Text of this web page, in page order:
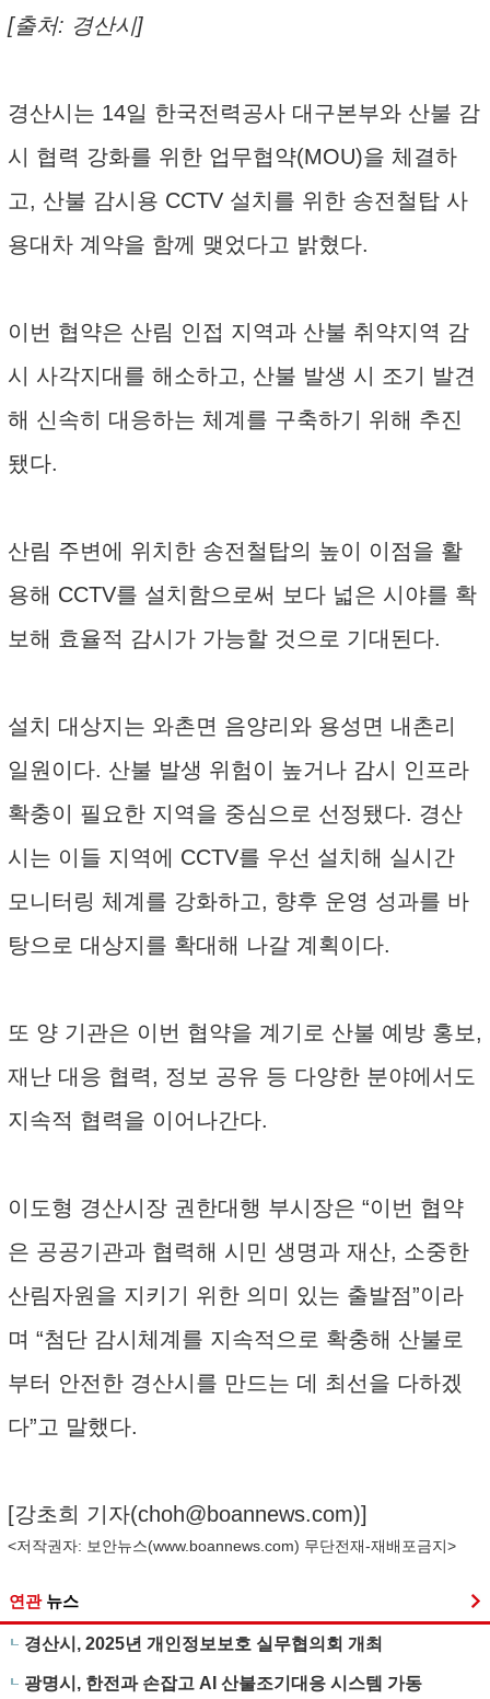
[출처: 경산시]
경산시는 14일 한국전력공사 대구본부와 산불 감
시 협력 강화를 위한 업무협약(MOU)을 체결하
고, 산불 감시용 CCTV 설치를 위한 송전철탑 사
용대차 계약을 함께 맺었다고 밝혔다.
이번 협약은 산림 인접 지역과 산불 취약지역 감
시 사각지대를 해소하고, 산불 발생 시 조기 발견
해 신속히 대응하는 체계를 구축하기 위해 추진
됐다.
산림 주변에 위치한 송전철탑의 높이 이점을 활
용해 CCTV를 설치함으로써 보다 넓은 시야를 확
보해 효율적 감시가 가능할 것으로 기대된다.
설치 대상지는 와촌면 음양리와 용성면 내촌리
일원이다. 산불 발생 위험이 높거나 감시 인프라
확충이 필요한 지역을 중심으로 선정됐다. 경산
시는 이들 지역에 CCTV를 우선 설치해 실시간
모니터링 체계를 강화하고, 향후 운영 성과를 바
탕으로 대상지를 확대해 나갈 계획이다.
또 양 기관은 이번 협약을 계기로 산불 예방 홍보,
재난 대응 협력, 정보 공유 등 다양한 분야에서도
지속적 협력을 이어나간다.
이도형 경산시장 권한대행 부시장은 “이번 협약
은 공공기관과 협력해 시민 생명과 재산, 소중한
산림자원을 지키기 위한 의미 있는 출발점”이라
며 “첨단 감시체계를 지속적으로 확충해 산불로
부터 안전한 경산시를 만드는 데 최선을 다하겠
다”고 말했다.
[강초희 기자(choh@boannews.com)]
<저작권자: 보안뉴스(www.boannews.com) 무단전재-재배포금지>
연관 뉴스
경산시, 2025년 개인정보보호 실무협의회 개최
광명시, 한전과 손잡고 AI 산불조기대응 시스템 가동